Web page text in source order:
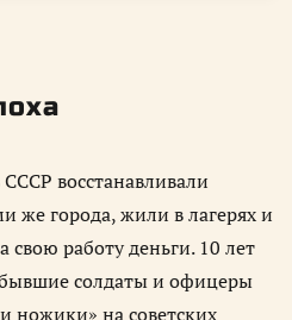
восстанавливали
же города, жили в лагерях и
свою работу деньги. 10 лет
солдаты и офицеры
ножики» на советских